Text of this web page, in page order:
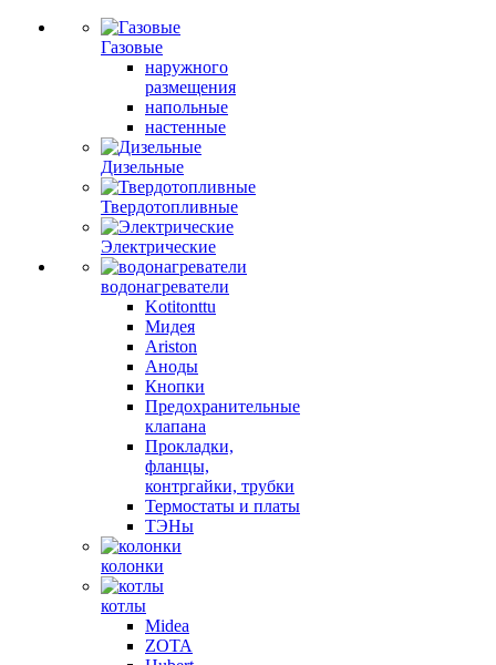
Газовые
наружного
размещения
напольные
настенные
Дизельные
Твердотопливные
Электрические
водонагреватели
Kotitonttu
Мидея
Ariston
Аноды
Кнопки
Предохранительные
клапана
Прокладки,
фланцы,
контргайки, трубки
Термостаты и платы
ТЭНы
колонки
котлы
Midea
ZOTA